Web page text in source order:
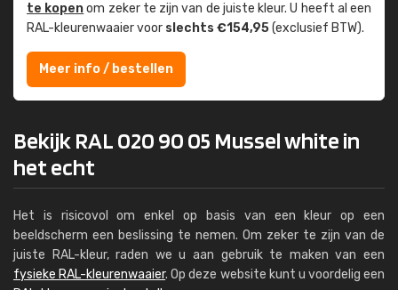
te kopenom zeker te zijn van de juiste kleur. U heeft al een
RAL-kleuren­waaier voor slechts €154,95(exclusief BTW).
Meer info / bestellen
Bekijk RAL 020 90 05 Mussel white in
het echt
Het is risicovol om enkel op basis van een kleur op een
beeldscherm een beslissing te nemen. Om zeker te zijn van de
juiste RAL-kleur, raden we u aan gebruik te maken van een
fysieke RAL-kleurenwaaier. Op deze website kunt u voordelig een